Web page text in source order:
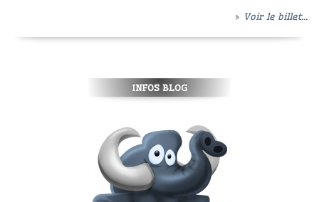
Voir le billet...
INFOS BLOG